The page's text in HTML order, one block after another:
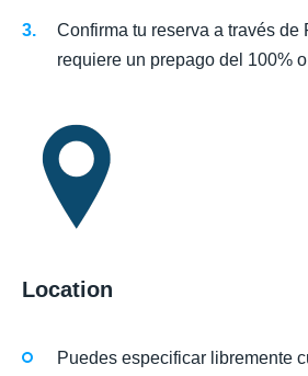
Confirma tu reserva a través de
requiere un prepago del 100%
Location
Puedes especificar libremente